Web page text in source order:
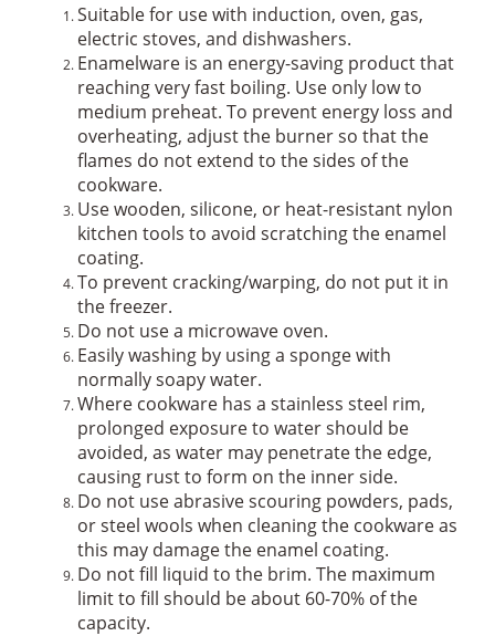
Suitable for use with induction, oven, gas,
electric stoves, and dishwashers.
Enamelware is an energy-saving product that
reaching very fast boiling. Use only low to
medium preheat. To prevent energy loss and
overheating, adjust the burner so that the
flames do not extend to the sides of the
cookware.
Use wooden, silicone, or heat-resistant nylon
kitchen tools to avoid scratching the enamel
coating.
To prevent cracking/warping, do not put it in
the freezer.
Do not use a microwave oven.
Easily washing by using a sponge with
normally soapy water.
Where cookware has a stainless steel rim,
prolonged exposure to water should be
avoided, as water may penetrate the edge,
causing rust to form on the inner side.
Do not use abrasive scouring powders, pads,
or steel wools when cleaning the cookware as
this may damage the enamel coating.
Do not fill liquid to the brim. The maximum
limit to fill should be about 60-70% of the
capacity.